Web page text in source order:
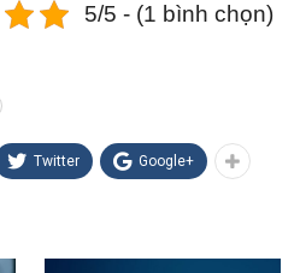
5/5 - (1 bình chọn)
Twitter Google+